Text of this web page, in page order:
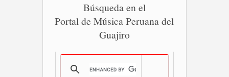
Búsqueda en el
Portal de Música Peruana del
Guajiro